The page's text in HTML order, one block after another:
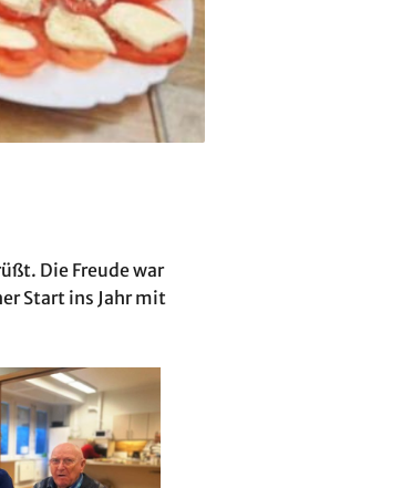
Die Freude war
Start ins Jahr mit